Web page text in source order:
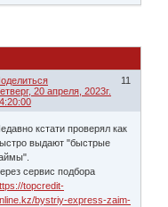
11
20 апреля, 2023г.
кстати проверял как
выдают "быстрые
сервис подбора
topcredit-
bystriy-express-zaim-